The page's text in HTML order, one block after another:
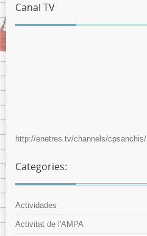
Canal TV
http://enetres.tv/channels/cpsanchis/
Categories:
Actividades
Activitat de l'AMPA